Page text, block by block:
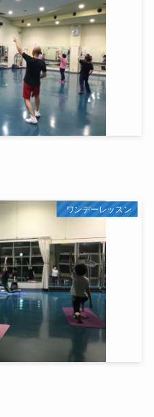
ワンデーレッスン